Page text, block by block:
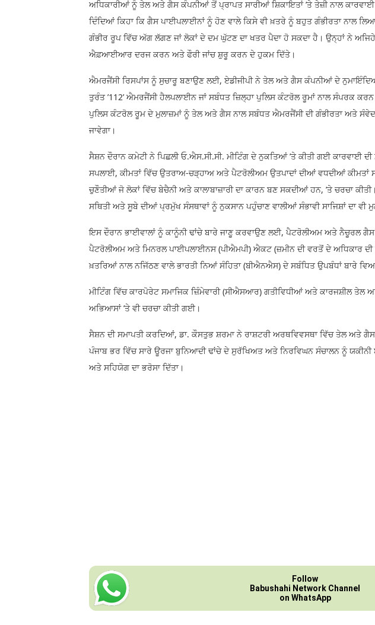
ਅਧਿਕਾਰੀਆਂ ਨੂੰ ਤੇਲ ਅਤੇ ਗੈਸ ਕੰਪਨੀਆਂ ਤੋਂ ਪ੍ਰਾਪਤ ਸਾਰੀਆਂ ਸ਼ਿਕਾਇਤਾਂ ’ਤੇ ਤੇਜ਼ੀ ਨਾਲ
ਦਿੰਦਿਆਂ ਕਿਹਾ ਕਿ ਗੈਸ ਪਾਈਪਲਾਈਨਾਂ ਨੂੰ ਹੋਣ ਵਾਲੇ ਕਿਸੇ ਵੀ ਖ਼ਤਰੇ ਨੂੰ ਬਹੁਤ ਗੰਭੀਰਤਾ ਨਾਲ
ਗੰਭੀਰ ਰੂਪ ਵਿੱਚ ਅੱਗ ਲੱਗਣ ਜਾਂ ਲੋਕਾਂ ਦੇ ਦਮ ਘੁੱਟਣ ਦਾ ਖਤਰ ਪੈਦਾ ਹੋ ਸਕਦਾ ਹੈ। ਉਨ੍ਹਾਂ ਨੇ
ਐਫ਼ਆਈਆਰ ਦਰਜ ਕਰਨ ਅਤੇ ਫੌਰੀ ਜਾਂਚ ਸ਼ੁਰੂ ਕਰਨ ਦੇ ਹੁਕਮ ਦਿੱਤੇ।
ਐਮਰਜੈਂਸੀ ਰਿਸਪਾਂਸ ਨੂੰ ਸੁਚਾਰੂ ਬਣਾਉਣ ਲਈ, ਏਡੀਜੀਪੀ ਨੇ ਤੇਲ ਅਤੇ ਗੈਸ ਕੰਪਨੀਆਂ ਦੇ
ਤੁਰੰਤ ’112’ ਐਮਰਜੈਂਸੀ ਹੈਲਪਲਾਈਨ ਜਾਂ ਸਬੰਧਤ ਜ਼ਿਲ੍ਹਾ ਪੁਲਿਸ ਕੰਟਰੋਲ ਰੂਮਾਂ ਨਾਲ ਸੰਪਰਕ
ਪੁਲਿਸ ਕੰਟਰੋਲ ਰੂਮ ਦੇ ਮੁਲਾਜ਼ਮਾਂ ਨੂੰ ਤੇਲ ਅਤੇ ਗੈਸ ਨਾਲ ਸਬੰਧਤ ਐਮਰਜੈਂਸੀ ਦੀ ਗੰਭੀਰਤਾ ਅਤੇ
ਜਾਵੇਗਾ।
ਸੈਸ਼ਨ ਦੌਰਾਨ ਕਮੇਟੀ ਨੇ ਪਿਛਲੀ ਓ.ਐਸ.ਸੀ.ਸੀ. ਮੀਟਿੰਗ ਦੇ ਨੁਕਤਿਆਂ ’ਤੇ ਕੀਤੀ ਗਈ ਕਾਰਵਾਈ
ਸਪਲਾਈ, ਕੀਮਤਾਂ ਵਿੱਚ ਉਤਰਾਅ-ਚੜ੍ਹਾਅ ਅਤੇ ਪੈਟਰੋਲੀਅਮ ਉਤਪਾਦਾਂ ਦੀਆਂ ਵਧਦੀਆਂ
ਚੁਣੌਤੀਆਂ ਜੋ ਲੋਕਾਂ ਵਿੱਚ ਬੇਚੈਨੀ ਅਤੇ ਕਾਲਾਬਾਜ਼ਾਰੀ ਦਾ ਕਾਰਨ ਬਣ ਸਕਦੀਆਂ ਹਨ, ’ਤੇ ਚਰਚਾ
ਸਥਿਤੀ ਅਤੇ ਸੂਬੇ ਦੀਆਂ ਪ੍ਰਮੁੱਖ ਸੰਸਥਾਵਾਂ ਨੂੰ ਨੁਕਸਾਨ ਪਹੁੰਚਾਣ ਵਾਲੀਆਂ ਸੰਭਾਵੀ ਸਾਜਿਸ਼ਾਂ ਦਾ ਵੀ
ਇਸ ਦੌਰਾਨ ਭਾਈਵਾਲਾਂ ਨੂੰ ਕਾਨੂੰਨੀ ਢਾਂਚੇ ਬਾਰੇ ਜਾਣੂ ਕਰਵਾਉਣ ਲਈ, ਪੈਟਰੋਲੀਅਮ ਅਤੇ ਨੈਚੂਰਲ
ਪੈਟਰੋਲੀਅਮ ਅਤੇ ਮਿਨਰਲ ਪਾਈਪਲਾਈਨਸ (ਪੀਐਮਪੀ) ਐਕਟ (ਜ਼ਮੀਨ ਦੀ ਵਰਤੋਂ ਦੇ ਅਧਿਕਾਰ
ਖ਼ਤਰਿਆਂ ਨਾਲ ਨਜਿੱਠਣ ਵਾਲੇ ਭਾਰਤੀ ਨਿਆਂ ਸੰਹਿਤਾ (ਬੀਐਨਐਸ) ਦੇ ਸਬੰਧਿਤ ਉਪਬੰਧਾਂ ਬਾਰੇ
ਮੀਟਿੰਗ ਵਿੱਚ ਕਾਰਪੋਰੇਟ ਸਮਾਜਿਕ ਜ਼ਿੰਮੇਵਾਰੀ (ਸੀਐਸਆਰ) ਗਤੀਵਿਧੀਆਂ ਅਤੇ ਕਾਰਜਸ਼ੀਲ
ਅਭਿਆਸਾਂ ’ਤੇ ਵੀ ਚਰਚਾ ਕੀਤੀ ਗਈ।
ਸੈਸ਼ਨ ਦੀ ਸਮਾਪਤੀ ਕਰਦਿਆਂ, ਡਾ. ਕੌਸਤੁਭ ਸ਼ਰਮਾ ਨੇ ਰਾਸ਼ਟਰੀ ਅਰਥਵਿਵਸਥਾ ਵਿੱਚ ਤੇਲ ਅਤੇ
ਪੰਜਾਬ ਭਰ ਵਿੱਚ ਸਾਰੇ ਊਰਜਾ ਬੁਨਿਆਦੀ ਢਾਂਚੇ ਦੇ ਸੁਰੱਖਿਅਤ ਅਤੇ ਨਿਰਵਿਘਨ ਸੰਚਾਲਨ ਨੂੰ
ਅਤੇ ਸਹਿਯੋਗ ਦਾ ਭਰੋਸਾ ਦਿੱਤਾ।
Follow
Babushahi Network Channel
on WhatsApp